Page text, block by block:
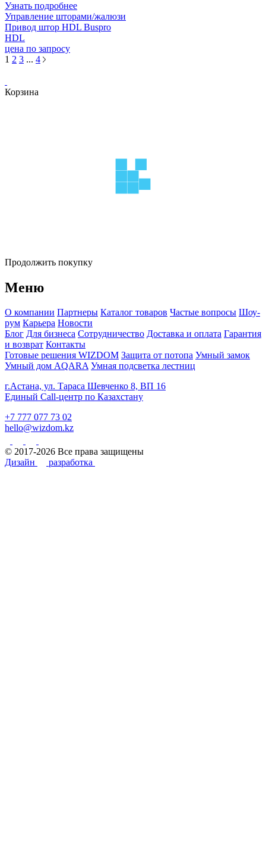
Узнать подробнее
Управление шторами/жалюзи
Привод штор HDL Buspro
HDL
цена по запросу
1 2 3 ... 4
Корзина
Продолжить покупку
Меню
О компании Партнеры Каталог товаров Частые вопросы Шоу-
рум Карьера Новости
Блог Для бизнеса Сотрудничество Доставка и оплата Гарантия
и возврат Контакты
Готовые решения WIZDOM Защита от потопа Умный замок
Умный дом AQARA Умная подсветка лестниц
г.Астана, ул. Тараса Шевченко 8, ВП 16
Единый Call-центр по Казахстану
+7 777 077 73 02
hello@wizdom.kz
© 2017-2026 Все права защищены
Дизайн
разработка